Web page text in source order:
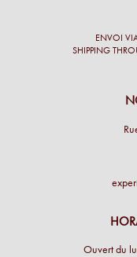
ENVOI VIA
SHIPPING
Ouvert du